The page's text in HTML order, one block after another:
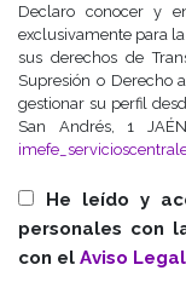
Declaro conocer y
exclusivamente para
sus derechos de
Supresión o Derecho
gestionar su perfil
San Andrés, 1
He leído y
personales con
con el Aviso Legal